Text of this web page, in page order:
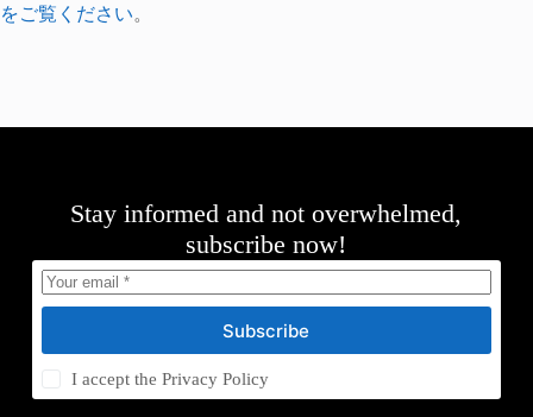
をご覧ください。
Stay informed and not overwhelmed,
subscribe now!
Subscribe
I accept thePrivacy Policy